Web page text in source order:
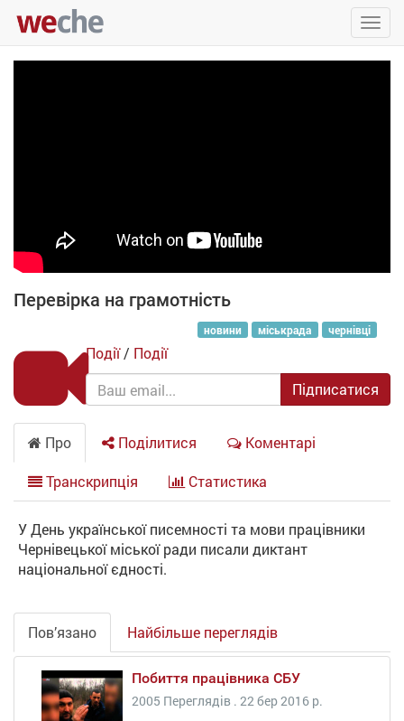
Перевірка на грамотність
чернівці
міськрада
новини
Події / Події
Підписатися
Про Поділитися Коментарі
Транскрипція Статистика
У День української писемності та мови працівники
Чернівецької міської ради писали диктант
національної єдності.
Пов’язано Найбільше переглядів
Побиття працівника СБУ
2005 Переглядів . 22 бер 2016 р.